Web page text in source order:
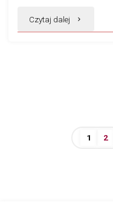
Czytaj dalej
L.Czarnego
1 2